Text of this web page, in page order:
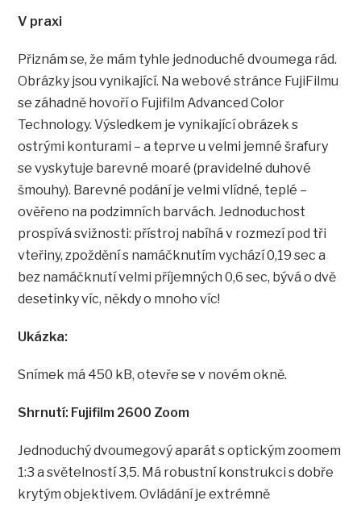
V praxi
Přiznám se, že mám tyhle jednoduché dvoumega rád.
Obrázky jsou vynikající. Na webové stránce FujiFilmu
se záhadně hovoří o Fujifilm Advanced Color
Technology. Výsledkem je vynikající obrázek s
ostrými konturami – a teprve u velmi jemné šrafury
se vyskytuje barevné moaré (pravidelné duhové
šmouhy). Barevné podání je velmi vlídné, teplé –
ověřeno na podzimních barvách. Jednoduchost
prospívá svižnosti: přístroj nabíhá v rozmezí pod tři
vteřiny, zpoždění s namáčknutím vychází 0,19 sec a
bez namáčknutí velmi příjemných 0,6 sec, bývá o dvě
desetinky víc, někdy o mnoho víc!
Ukázka:
Snímek má 450 kB, otevře se v novém okně.
Shrnutí: Fujifilm 2600 Zoom
Jednoduchý dvoumegový aparát s optickým zoomem
1:3 a světelností 3,5. Má robustní konstrukci s dobře
krytým objektivem. Ovládání je extrémně